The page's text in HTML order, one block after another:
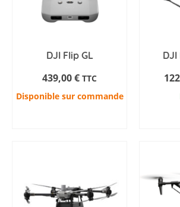
DJI Flip GL
439,00€ TTC
Disponible sur commande